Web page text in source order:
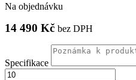
Na objednávku
14 490 Kč bez DPH
Specifikace